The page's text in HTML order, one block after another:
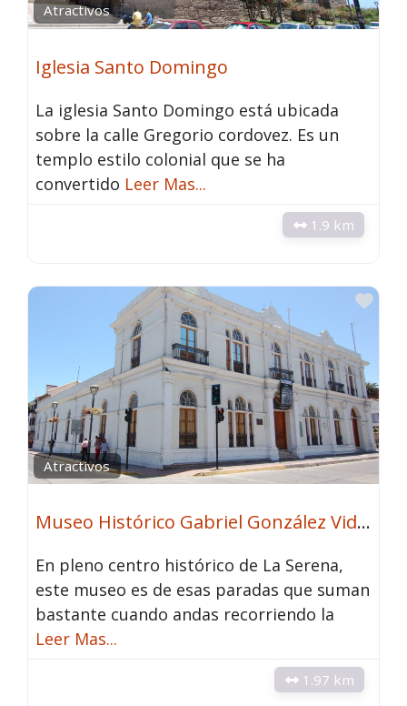
Atractivos
Iglesia Santo Domingo
La iglesia Santo Domingo está ubicada
sobre la calle Gregorio cordovez. Es un
templo estilo colonial que se ha
convertido Leer Mas...
1.9 km
Atractivos
Museo Histórico Gabriel González Videla
En pleno centro histórico de La Serena,
este museo es de esas paradas que suman
bastante cuando andas recorriendo la
Leer Mas...
1.97 km